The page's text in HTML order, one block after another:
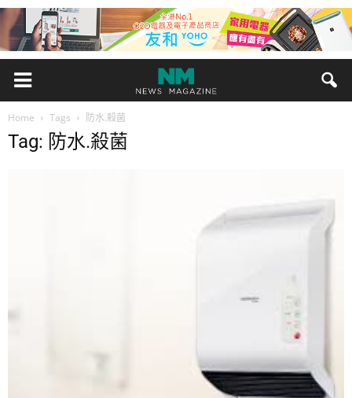
Home Tags 防水.殺菌
Tag: 防水.殺菌